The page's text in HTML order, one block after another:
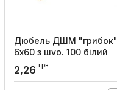
Дюбель ДШМ "грибок"
6х60 з шур. 100 білий,
Артикул:
2,26 грн